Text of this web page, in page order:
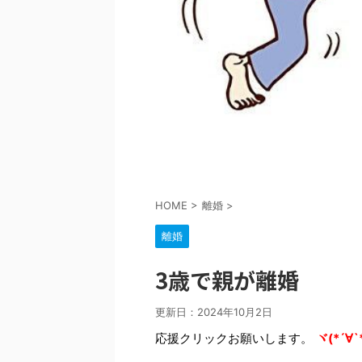
HOME > 離婚 >
離婚
3歳で親が離婚
更新日： 2024年10月2日
応援クリックお願いします。 ヾ